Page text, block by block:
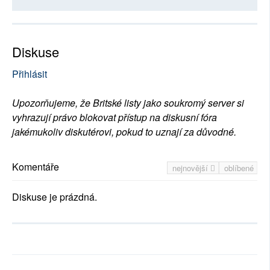
Diskuse
Přihlásit
Upozorňujeme, že Britské listy jako soukromý server si
vyhrazují právo blokovat přístup na diskusní fóra
jakémukoliv diskutérovi, pokud to uznají za důvodné.
nejnovější oblíbené
Komentáře
Diskuse je prázdná.